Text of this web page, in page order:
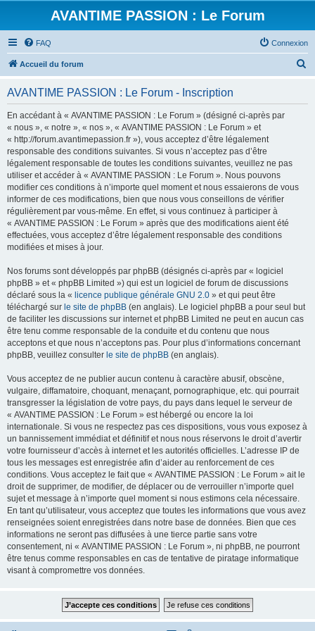
AVANTIME PASSION : Le Forum
FAQ Connexion
Accueil du forum
AVANTIME PASSION : Le Forum - Inscription
En accédant à « AVANTIME PASSION : Le Forum » (désigné ci-après par
« nous », « notre », « nos », « AVANTIME PASSION : Le Forum » et
« http://forum.avantimepassion.fr »), vous acceptez d’être légalement
responsable des conditions suivantes. Si vous n’acceptez pas d’être
légalement responsable de toutes les conditions suivantes, veuillez ne pas
utiliser et accéder à « AVANTIME PASSION : Le Forum ». Nous pouvons
modifier ces conditions à n’importe quel moment et nous essaierons de vous
informer de ces modifications, bien que nous vous conseillons de vérifier
régulièrement par vous-même. En effet, si vous continuez à participer à
« AVANTIME PASSION : Le Forum » après que des modifications aient été
effectuées, vous acceptez d’être légalement responsable des conditions
modifiées et mises à jour.
Nos forums sont développés par phpBB (désignés ci-après par « logiciel
phpBB » et « phpBB Limited ») qui est un logiciel de forum de discussions
déclaré sous la « licence publique générale GNU 2.0 » et qui peut être
téléchargé sur le site de phpBB (en anglais). Le logiciel phpBB a pour seul but
de faciliter les discussions sur internet et phpBB Limited ne peut en aucun cas
être tenu comme responsable de la conduite et du contenu que nous
acceptons et que nous n’acceptons pas. Pour plus d’informations concernant
phpBB, veuillez consulter le site de phpBB (en anglais).
Vous acceptez de ne publier aucun contenu à caractère abusif, obscène,
vulgaire, diffamatoire, choquant, menaçant, pornographique, etc. qui pourrait
transgresser la législation de votre pays, du pays dans lequel le serveur de
« AVANTIME PASSION : Le Forum » est hébergé ou encore la loi
internationale. Si vous ne respectez pas ces dispositions, vous vous exposez à
un bannissement immédiat et définitif et nous nous réservons le droit d’avertir
votre fournisseur d’accès à internet et les autorités officielles. L’adresse IP de
tous les messages est enregistrée afin d’aider au renforcement de ces
conditions. Vous acceptez le fait que « AVANTIME PASSION : Le Forum » ait le
droit de supprimer, de modifier, de déplacer ou de verrouiller n’importe quel
sujet et message à n’importe quel moment si nous estimons cela nécessaire.
En tant qu’utilisateur, vous acceptez que toutes les informations que vous avez
renseignées soient enregistrées dans notre base de données. Bien que ces
informations ne seront pas diffusées à une tierce partie sans votre
consentement, ni « AVANTIME PASSION : Le Forum », ni phpBB, ne pourront
être tenus comme responsables en cas de tentative de piratage informatique
visant à compromettre vos données.